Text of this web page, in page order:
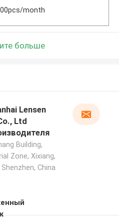
month
больше
Lensen
Ltd
Building,
Zone, Xixiang,
China